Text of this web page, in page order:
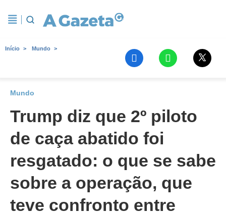
Início Mundo
Mundo
Trump diz que 2º piloto
de caça abatido foi
resgatado: o que se sabe
sobre a operação, que
teve confronto entre